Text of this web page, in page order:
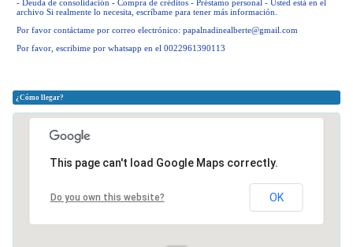
- Deuda de consolidación - Compra de créditos - Préstamo personal - Usted está en el
archivo Si realmente lo necesita, escríbame para tener más información.
Por favor contáctame por correo electrónico: papalnadinealberte@gmail.com
Por favor, escribime por whatsapp en el 0022961390113
¿Cómo llegar?
This page can't load Google Maps correctly.
Do you own this website? OK